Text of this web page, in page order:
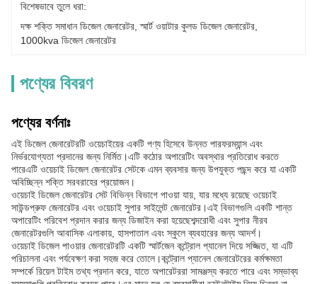
বিশেষভাবে তুলে ধরা:
দক্ষ শক্তি সমাধান ডিজেল জেনারেটর , স্মার্ট ওয়াটার কুলড ডিজেল জেনারেটর
1000kva ডিজেল জেনারেটর
পণ্যের বিবরণ
পণ্যের বর্ণনাঃ
এই ডিজেল জেনারেটরটি ওয়েচাইয়ের একটি পণ্য হিসেবে উন্নত পারফরম্যান্স এবং
নির্ভরযোগ্যতা প্রদানের জন্য নির্মিত।এটি কঠোর অপারেটিং অবস্থার প্রতিরোধ করতে
পারেএটি ওয়েচাই ডিজেল জেনারেটর সেটকে এমন ব্যবসার জন্য উপযুক্ত পছন্দ করে যা একটি
অবিচ্ছিন্ন শক্তি সরবরাহের প্রয়োজন।
ওয়েচাই ডিজেল জেনারেটর সেট বিভিন্ন বিভাগে পাওয়া যায়, যার মধ্যে রয়েছে ওয়েচাই
সাউন্ডপ্রুফ জেনারেটর এবং ওয়েচাই সুপার সাইলেন্ট জেনারেটর।এই বিভাগগুলি একটি শান্ত
অপারেটিং পরিবেশ প্রদান করার জন্য ডিজাইন করা হয়েছেশব্দরোধী এবং সুপার নীরব
জেনারেটরগুলি আবাসিক এলাকায়, হাসপাতাল এবং স্কুলে ব্যবহারের জন্য আদর্শ।
ওয়েচাই ডিজেল পাওয়ার জেনারেটরটি একটি স্মার্টজেন কন্ট্রোল প্যানেল দিয়ে সজ্জিত, যা এটি
পরিচালনা এবং পর্যবেক্ষণ করা সহজ করে তোলে।কন্ট্রোল প্যানেল জেনারেটরের কর্মক্ষমতা
সম্পর্কে রিয়েল টাইম তথ্য প্রদান করে, যাতে অপারেটররা সামঞ্জস্য করতে পারে এবং সম্ভাব্য